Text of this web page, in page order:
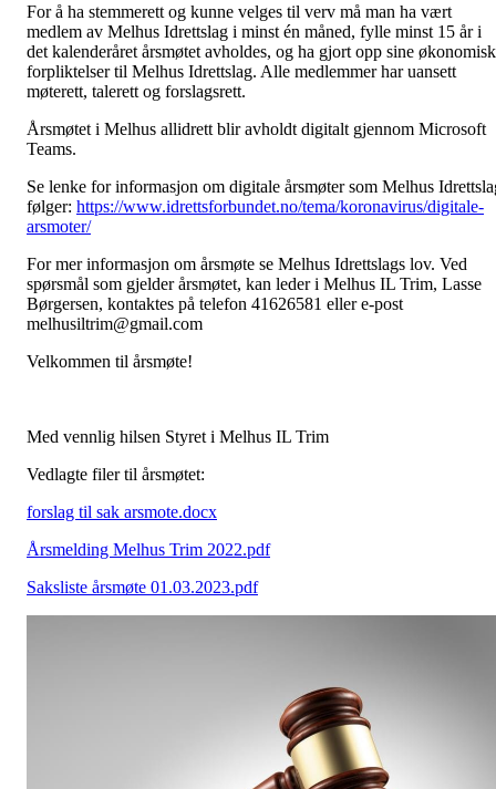
For å ha stemmerett og kunne velges til verv må man ha vært
medlem av Melhus Idrettslag i minst én måned, fylle minst 15 år i
det kalenderåret årsmøtet avholdes, og ha gjort opp sine
forpliktelser til Melhus Idrettslag. Alle medlemmer har uansett
møterett, talerett og forslagsrett.
Årsmøtet i Melhus allidrett blir avholdt digitalt gjennom Microsoft
Teams.
Se lenke for informasjon om digitale årsmøter som Melhus
følger: https://www.idrettsforbundet.no/tema/koronavirus/digitale-
arsmoter/
For mer informasjon om årsmøte se Melhus Idrettslags lov. Ved
spørsmål som gjelder årsmøtet, kan leder i Melhus IL Trim, Lasse
Børgersen, kontaktes på telefon 41626581 eller e-post
melhusiltrim@gmail.com
Velkommen til årsmøte!
Med vennlig hilsen Styret i Melhus IL Trim
Vedlagte filer til årsmøtet:
forslag til sak arsmote.docx
Årsmelding Melhus Trim 2022.pdf
Saksliste årsmøte 01.03.2023.pdf